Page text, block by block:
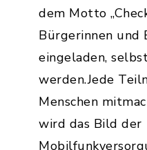
dem Motto
Bürgerinnen und
eingeladen,
werden.Jede
Menschen
wird das Bild der